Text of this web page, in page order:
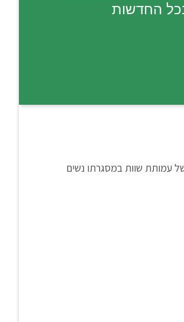
בכל החדשות
עמותת שוות במסגרתו נשים